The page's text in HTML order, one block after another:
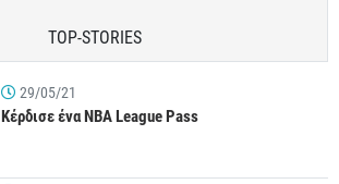
TOP-STORIES
29/05/21
Κέρδισε ένα NBA League Pass